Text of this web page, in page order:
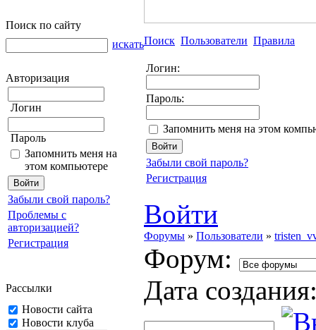
Поиск по сайту
искать
Авторизация
Логин
Пароль
Запомнить меня на
этом компьютере
Забыли свой пароль?
Проблемы с
авторизацией?
Регистрация
Рассылки
Новости сайта
Новости клуба
Поиск Пользователи Правила
Логин:
Пароль:
Запомнить меня на этом
Забыли свой пароль?
Регистрация
Войти
Форумы » Пользователи »
Форум:
Дата